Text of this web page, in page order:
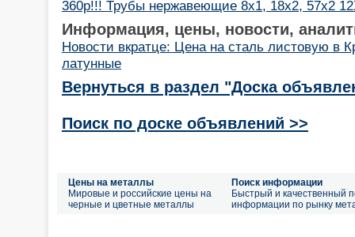
360р!!! Трубы нержавеющие 8х1, 18х2, 57х2
Информация, цены, новости,
Новости вкратце: Цена на сталь листовую в
латунные
Вернуться в раздел "Доска
Поиск по доске объявлений >>
Цены на металлы
Мировые и российские цены на
черные и цветные металлы
Поиск информации
Быстрый и качественный
информации по рынку